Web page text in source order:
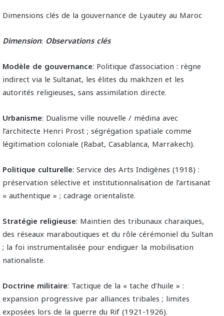
Dimensions clés de la gouvernance de Lyautey au Maroc
Dimension: Observations clés
Modèle de gouvernance: Politique d’association : règne
indirect via le Sultanat, les élites du makhzen et les
autorités religieuses, sans assimilation directe.
Urbanisme: Dualisme ville nouvelle / médina avec
l’architecte Henri Prost ; ségrégation spatiale comme
légitimation coloniale (Rabat, Casablanca, Marrakech).
Politique culturelle: Service des Arts Indigènes (1918) :
préservation sélective et institutionnalisation de l’artisanat
« authentique » ; cadrage orientaliste.
Stratégie religieuse: Maintien des tribunaux charaiques,
des réseaux maraboutiques et du rôle cérémoniel du Sultan
; la foi instrumentalisée pour endiguer la mobilisation
nationaliste.
Doctrine militaire: Tactique de la « tache d’huile » :
expansion progressive par alliances tribales ; limites
exposées lors de la guerre du Rif (1921-1926).